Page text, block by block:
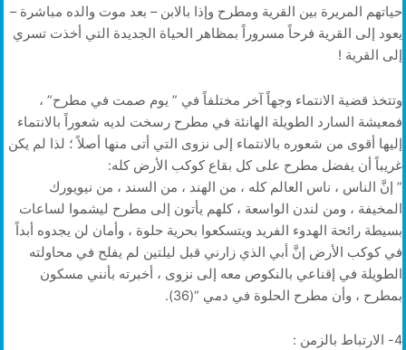
حياتهم المريرة بين القرية ومطرح وإذا بالابن – بعد موت والده مباشرة –
يعود إلى القرية فرحاً مسروراً بمظاهر الحياة الجديدة التي أخذت تسري
إلى القرية !
وتتخذ قضية الانتماء وجهاً آخر مختلفاً في ” يوم صمت في مطرح” ،
فمعيشة السارد الطويلة الهانئة في مطرح رسخت لديه شعوراً بالانتماء
إليها أقوى من شعوره بالانتماء إلى نزوى التي أتى منها أصلاً ؛ لذا لم يكن
غريباً أن يفضل مطرح على كل بقاع كوكب الأرض كله:
” إنَّ الناس ، ناس العالم كله ، من الهند ، من السند ، من نيويورك
المخيفة ، ومن لندن الواسعة ، كلهم يأتون إلى مطرح ليشموا لساعات
بسيطة رائحة الهدوء الفريد ويتسكعوا بحرية حلوة ، وأمان لن يجدوه أبداً
في كوكب الأرض إنَّ أبي الذي زارني قبل ليلتين لم يفلح في محاولته
الطويلة في إقناعي بالنكوص معه إلى نزوى ، أخبرته بأنني مسكون
بمطرح ، وأن مطرح الحلوة في دمي “(36).
4- الارتباط بالزمن :